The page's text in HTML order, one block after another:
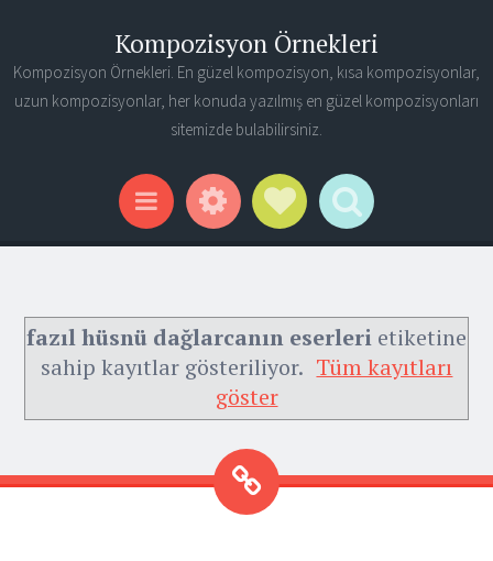
Kompozisyon Örnekleri
Kompozisyon Örnekleri. En güzel kompozisyon, kısa kompozisyonlar,
uzun kompozisyonlar, her konuda yazılmış en güzel kompozisyonları
sitemizde bulabilirsiniz.
Menu WidgetsSocial Links
Search
fazıl hüsnü dağlarcanın eserleri etiketine
sahip kayıtlar gösteriliyor. Tüm kayıtları
göster